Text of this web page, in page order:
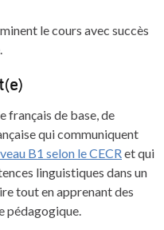
le cours avec succès
français de base, de
qui communiquent
B1 selon le CECR et qui
linguistiques dans un
tout en apprenant des
pédagogique.